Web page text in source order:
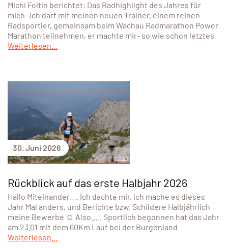
Michi Foltin berichtet: Das Radhighlight des Jahres für
mich- ich darf mit meinen neuen Trainer, einem reinen
Radsportler, gemeinsam beim Wachau Radmarathon Power
Marathon teilnehmen, er machte mir- so wie schon letztes
Weiterlesen...
30. Juni 2026
Rückblick auf das erste Halbjahr 2026
Hallo Miteinander…. Ich dachte mir, ich mache es dieses
Jahr Mal anders, und Berichte bzw. Schildere Halbjährlich
meine Bewerbe ☺️ Also….. Sportlich begonnen hat das Jahr
am 23.01 mit dem 60Km Lauf bei der Burgenland
Weiterlesen...